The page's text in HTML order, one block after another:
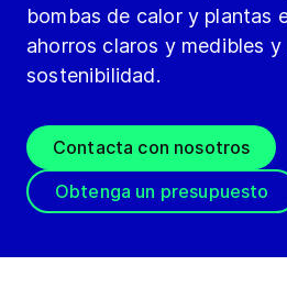
bombas de calor y plantas
ahorros claros y medibles
sostenibilidad.
Contacta con nosotros
Obtenga un presupuesto